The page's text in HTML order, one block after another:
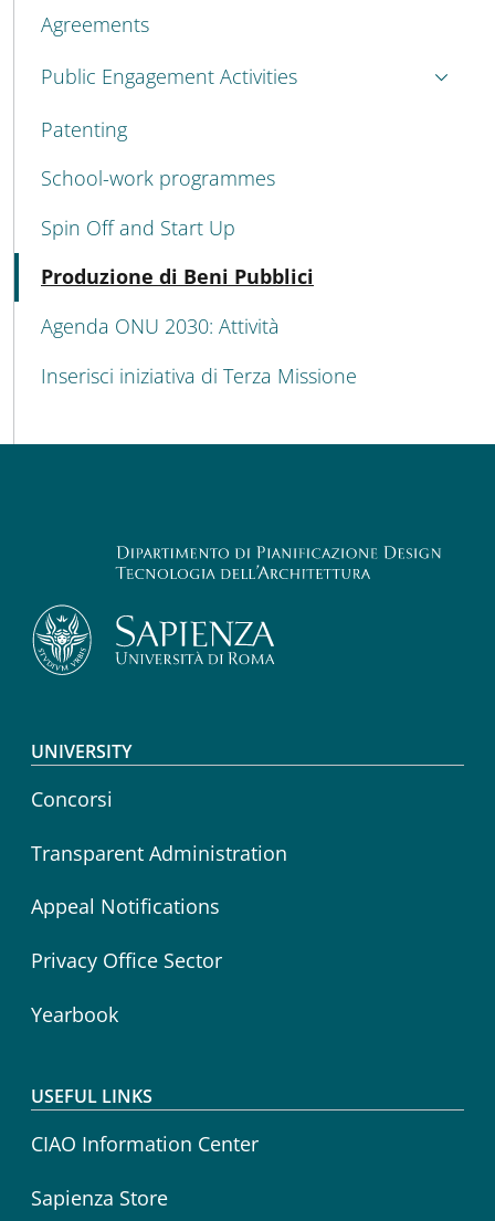
Agreements
Public Engagement Activities
Patenting
School-work programmes
Spin Off and Start Up
Produzione di Beni Pubblici
Agenda ONU 2030: Attività
Inserisci iniziativa di Terza Missione
Footer menu
UNIVERSITY
Concorsi
Transparent Administration
Appeal Notifications
Privacy Office Sector
Yearbook
USEFUL LINKS
CIAO Information Center
Sapienza Store